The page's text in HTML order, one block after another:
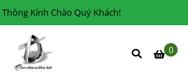
Kính Chào Quý Khách!
0